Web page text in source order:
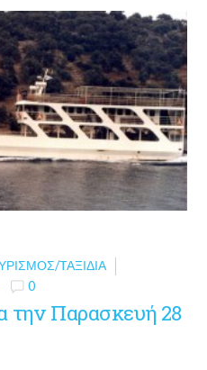
ΤΑΞΊΔΙΑ
0
την Παρασκευή 28